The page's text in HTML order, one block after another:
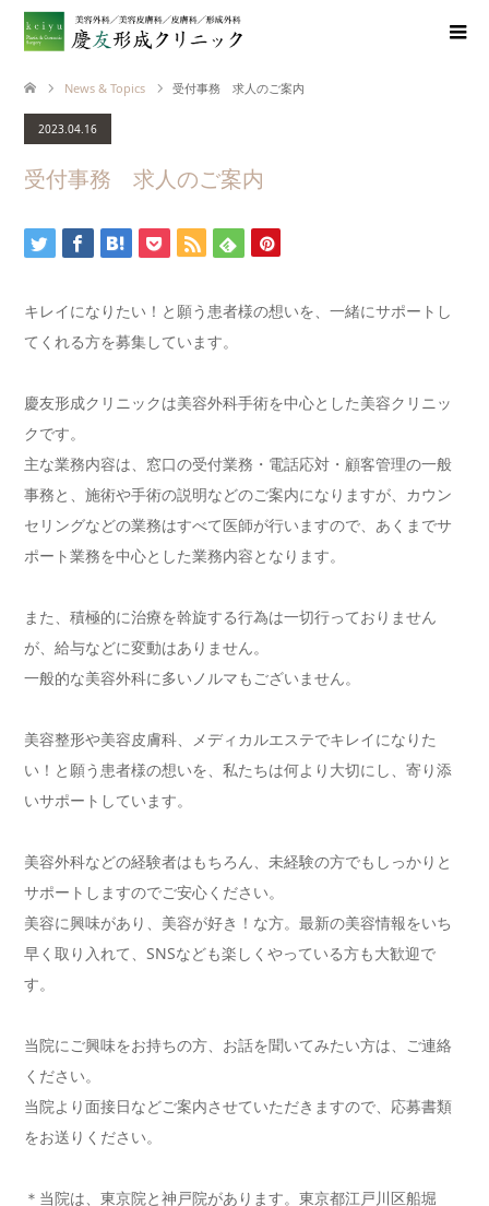
News & Topics 受付事務 求人のご案内
2023.04.16
受付事務 求人のご案内
キレイになりたい！と願う患者様の想いを、一緒にサポートし
てくれる方を募集しています。
慶友形成クリニックは美容外科手術を中心とした美容クリニッ
クです。
主な業務内容は、窓口の受付業務・電話応対・顧客管理の一般
事務と、施術や手術の説明などのご案内になりますが、カウン
セリングなどの業務はすべて医師が行いますので、あくまでサ
ポート業務を中心とした業務内容となります。
また、積極的に治療を斡旋する行為は一切行っておりません
が、給与などに変動はありません。
一般的な美容外科に多いノルマもございません。
美容整形や美容皮膚科、メディカルエステでキレイになりた
い！と願う患者様の想いを、私たちは何より大切にし、寄り添
いサポートしています。
美容外科などの経験者はもちろん、未経験の方でもしっかりと
サポートしますのでご安心ください。
美容に興味があり、美容が好き！な方。最新の美容情報をいち
早く取り入れて、SNSなども楽しくやっている方も大歓迎で
す。
当院にご興味をお持ちの方、お話を聞いてみたい方は、ご連絡
ください。
当院より面接日などご案内させていただきますので、応募書類
をお送りください。
＊当院は、東京院と神戸院があります。東京都江戸川区船堀